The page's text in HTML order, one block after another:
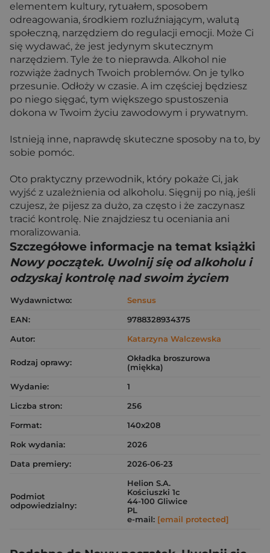
elementem kultury, rytuałem, sposobem
odreagowania, środkiem rozluźniającym, walutą
społeczną, narzędziem do regulacji emocji. Może Ci
się wydawać, że jest jedynym skutecznym
narzędziem. Tyle że to nieprawda. Alkohol nie
rozwiąże żadnych Twoich problemów. On je tylko
przesunie. Odłoży w czasie. A im częściej będziesz
po niego sięgać, tym większego spustoszenia
dokona w Twoim życiu zawodowym i prywatnym.
Istnieją inne, naprawdę skuteczne sposoby na to, by
sobie pomóc.
Oto praktyczny przewodnik, który pokaże Ci, jak
wyjść z uzależnienia od alkoholu. Sięgnij po nią, jeśli
czujesz, że pijesz za dużo, za często i że zaczynasz
tracić kontrolę. Nie znajdziesz tu oceniania ani
moralizowania.
Szczegółowe informacje na temat książki
Nowy początek. Uwolnij się od alkoholu i
odzyskaj kontrolę nad swoim życiem
Wydawnictwo:
Sensus
EAN:
9788328934375
Autor:
Katarzyna Walczewska
Rodzaj oprawy:
Okładka broszurowa
(miękka)
Wydanie:
1
Liczba stron:
256
Format:
140x208
Rok wydania:
2026
Data premiery:
2026-06-23
Podmiot
odpowiedzialny:
Helion S.A.
Kościuszki 1c
44-100 Gliwice
PL
e-mail: [email protected]